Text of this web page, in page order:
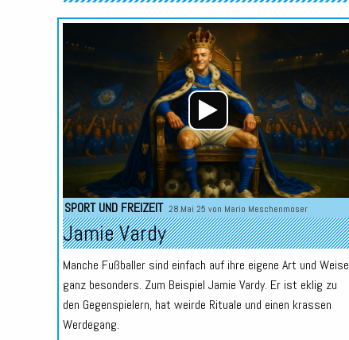
SPORT UND FREIZEIT 28.Mai 25 von Mario Meschenmoser
Jamie Vardy
Manche Fußballer sind einfach auf ihre eigene Art und Weise
ganz besonders. Zum Beispiel Jamie Vardy. Er ist eklig zu
den Gegenspielern, hat weirde Rituale und einen krassen
Werdegang.